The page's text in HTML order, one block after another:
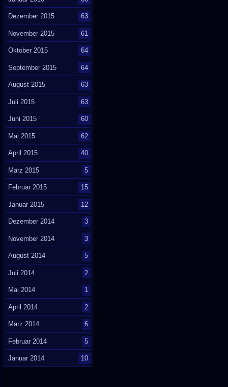
Dezember 2015 63
November 2015 61
Oktober 2015 64
September 2015 64
August 2015 63
Juli 2015 63
Juni 2015 60
Mai 2015 62
April 2015 40
März 2015 5
Februar 2015 15
Januar 2015 12
Dezember 2014 3
November 2014 3
August 2014 5
Juli 2014 2
Mai 2014 1
April 2014 2
März 2014 6
Februar 2014 5
Januar 2014 10